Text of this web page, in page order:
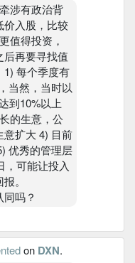
涉有政治背
价入股，比较
值得投资，
再要寻找值
1) 每个季度有
当然，当时以
到10%以上
的生意，公
扩大 4) 目前
优秀的管理层
，可能让投入
。
吗？
on DXN.